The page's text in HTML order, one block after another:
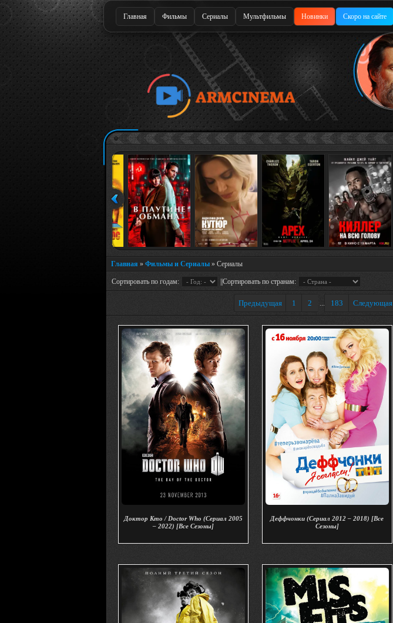
Главная Фильмы Сериалы Мультфильмы Новинки Скоро на сайте
Главная » Фильмы и Сериалы » Сериалы
Сортировать по годам: ||Сортировать по странам:
Предыдущая 1 2 ... 183 Следующая
Доктор Кто / Doctor Who (Сериал 2005
– 2022) [Все Сезоны]
Деффчонки (Сериал 2012 – 2018) [Все
Сезоны]